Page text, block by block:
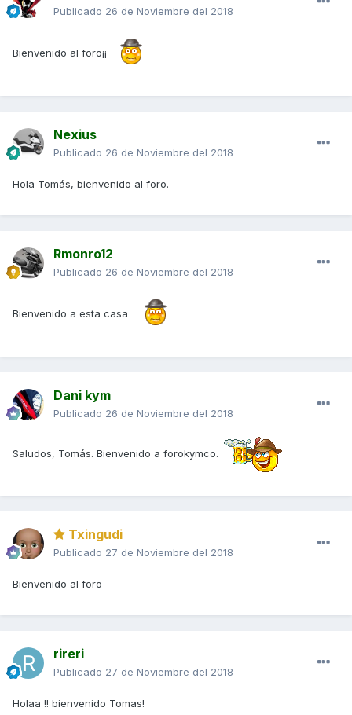
Publicado 26 de Noviembre del 2018
Bienvenido al foro¡¡
Nexius
Publicado 26 de Noviembre del 2018
Hola Tomás, bienvenido al foro.
Rmonro12
Publicado 26 de Noviembre del 2018
Bienvenido a esta casa
Dani kym
Publicado 26 de Noviembre del 2018
Saludos, Tomás. Bienvenido a forokymco.
Txingudi
Publicado 27 de Noviembre del 2018
Bienvenido al foro
rireri
Publicado 27 de Noviembre del 2018
Holaa !! bienvenido Tomas!